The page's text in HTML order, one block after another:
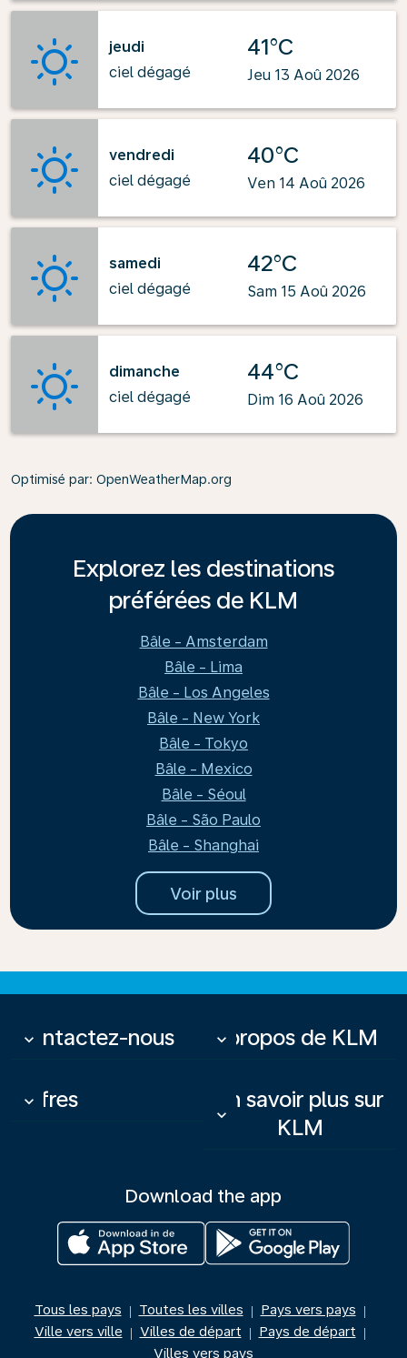
jeudi
ciel dégagé
41°C
Jeu 13 Aoû 2026
vendredi
ciel dégagé
40°C
Ven 14 Aoû 2026
samedi
ciel dégagé
42°C
Sam 15 Aoû 2026
dimanche
ciel dégagé
44°C
Dim 16 Aoû 2026
Optimisé par: OpenWeatherMap.org
Explorez les destinations
préférées de KLM
Bâle - Amsterdam
Bâle - Lima
Bâle - Los Angeles
Bâle - New York
Bâle - Tokyo
Bâle - Mexico
Bâle - Séoul
Bâle - São Paulo
Bâle - Shanghai
Voir plus
Contactez-nous
keyboard_arrow_down À propos de KLM
keyboard_arrow_down
Offres
keyboard_arrow_down
En savoir plus sur
KLM
keyboard_arrow_down
Download the app
Tous les pays | Toutes les villes | Pays vers pays |
Ville vers ville | Villes de départ | Pays de départ |
Villes vers pays